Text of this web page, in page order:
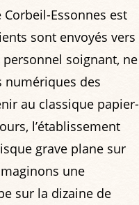
Essonnes est
sont envoyés vers
personnel soignant, ne
numériques des
au classique papier-
l’établissement
grave plane sur
une
sur la dizaine de